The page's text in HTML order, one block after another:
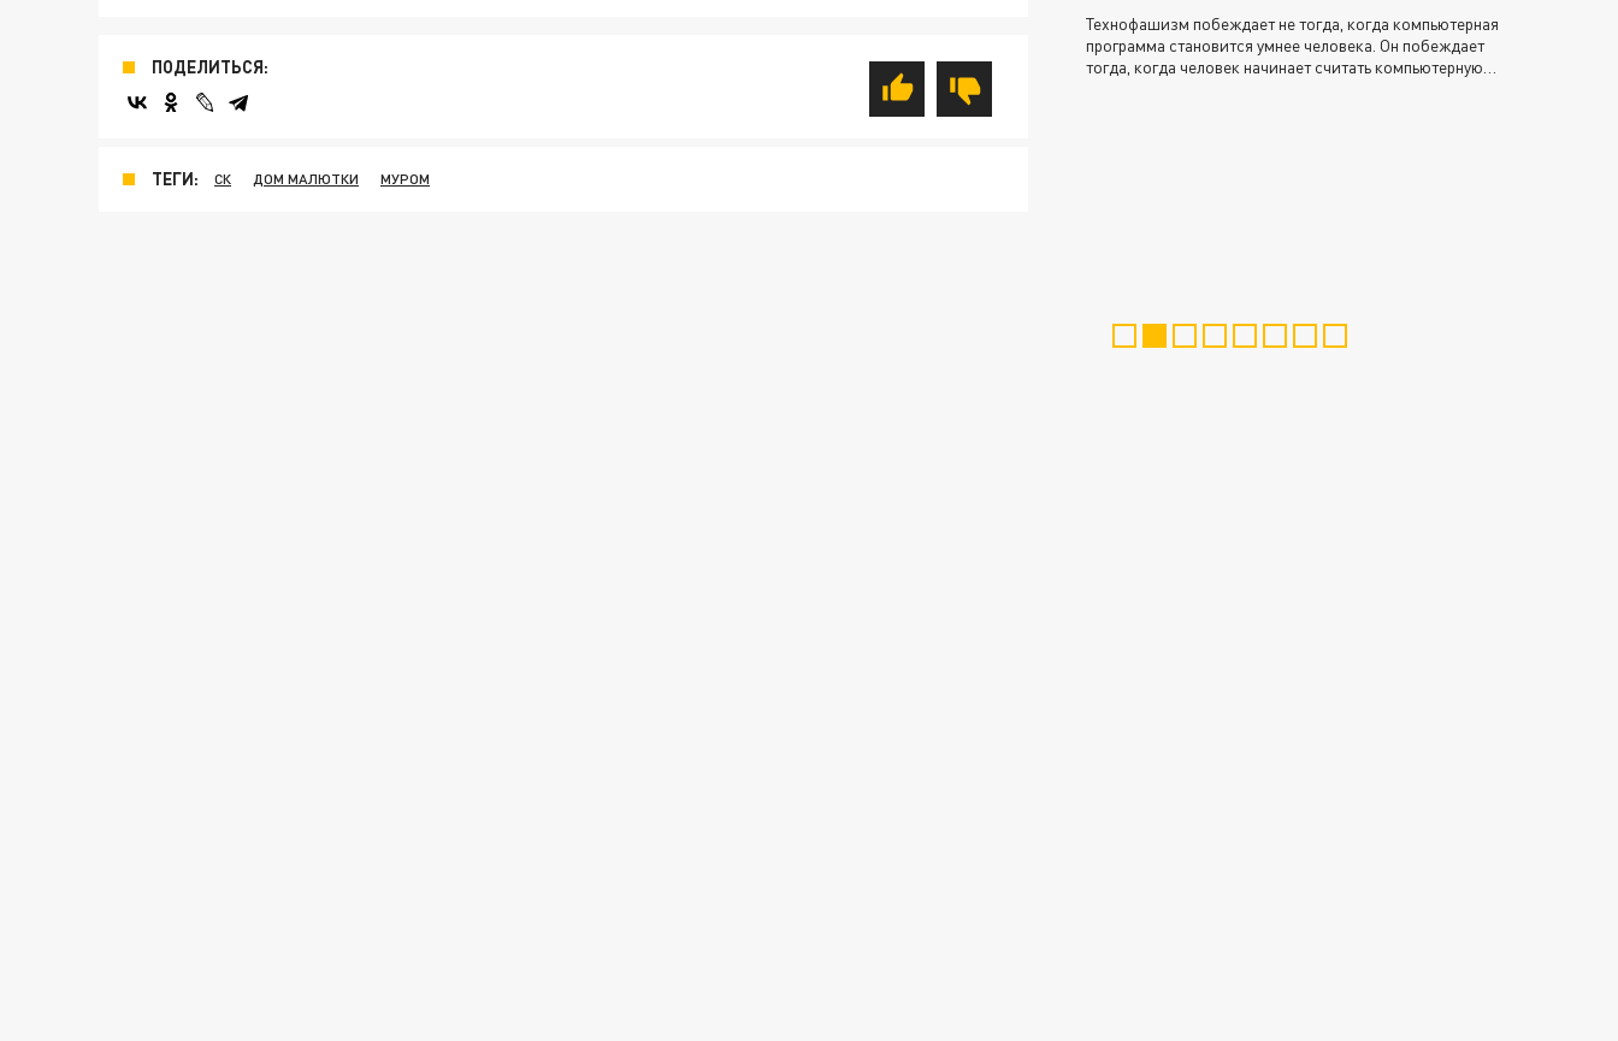
ПОДЕЛИТЬСЯ:
ТЕГИ: СК ДОМ МАЛЮТКИ МУРОМ
Технофашизм побеждает не тогда, когда компьютерная
программа становится умнее человека. Он побеждает
тогда, когда человек начинает считать компьютерную